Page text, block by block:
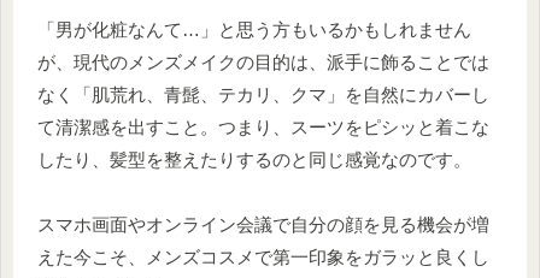
「男が化粧なんて…」と思う方もいるかもしれません
が、現代のメンズメイクの目的は、派手に飾ることでは
なく「肌荒れ、青髭、テカリ、クマ」を自然にカバーし
て清潔感を出すこと。つまり、スーツをピシッと着こな
したり、髪型を整えたりするのと同じ感覚なのです。
スマホ画面やオンライン会議で自分の顔を見る機会が増
えた今こそ、メンズコスメで第一印象をガラッと良くし